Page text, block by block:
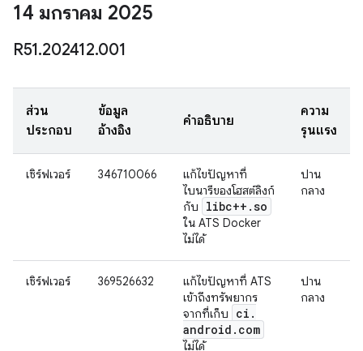
14 มกราคม 2025
R51.202412.001
ส่วน
ประกอบ
ข้อมูล
อ้างอิง
คำอธิบาย
ความ
รุนแรง
เซิร์ฟเวอร์ 346710066
แก้ไขปัญหาที่
ไบนารีของโฮสต์ลิงก์
กับ
libc++ .so
ใน ATS Docker
ไม่ได้
ปาน
กลาง
เซิร์ฟเวอร์ 369526632
แก้ไขปัญหาที่ ATS
เข้าถึงทรัพยากร
จากที่เก็บ
ci .
android . com
ไม่ได้
ปาน
กลาง